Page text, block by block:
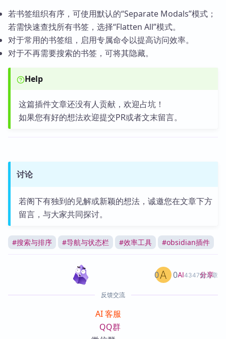
若书签组织有序，可使用默认的“Separate Modals”模式；
若需快速查找所有书签，选择“Flatten All”模式。
对于常用的书签组，启用专属命令以提高访问效率。
对于不再需要搜索的书签，可将其隐藏。
Help
这篇插件文章还没有人贡献，欢迎占坑！
如果您有好的想法欢迎提交PR或者文末留言。
讨论
若阁下有独到的见解或新颖的想法，诚邀您在文章下方
留言，与大家共同探讨。
#搜索与排序 #导航与状态栏 #效率工具 #obsidian插件
AI4347篇文章
0 0 分享
反馈交流
AI 客服
QQ群